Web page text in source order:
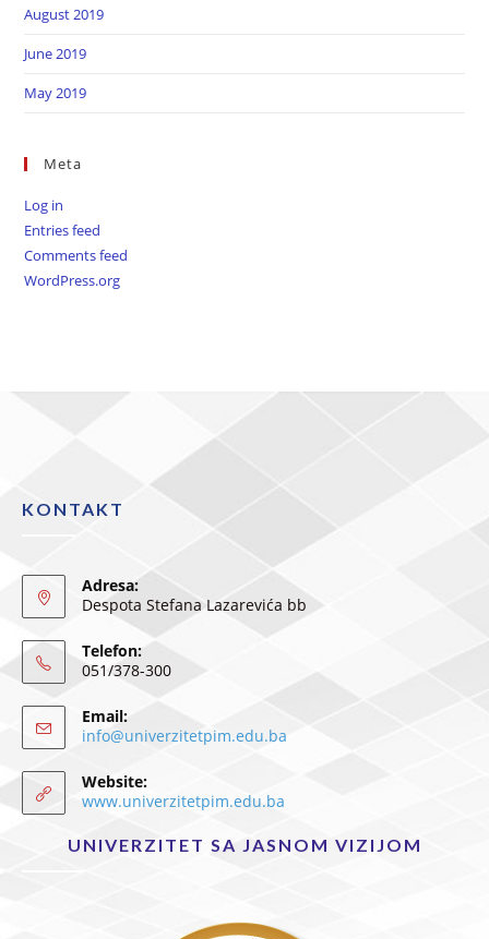
August 2019
June 2019
May 2019
Meta
Log in
Entries feed
Comments feed
WordPress.org
KONTAKT
Adresa:
Despota Stefana Lazarevića bb
Telefon:
051/378-300
Email:
info@univerzitetpim.edu.ba
Website:
www.univerzitetpim.edu.ba
UNIVERZITET SA JASNOM VIZIJOM